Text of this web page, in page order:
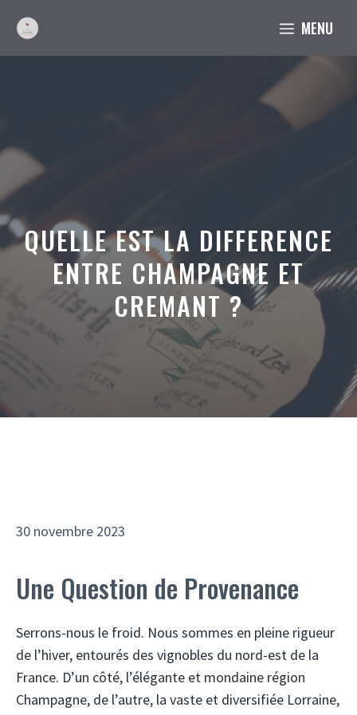
contenu
MENU
QUELLE EST LA DIFFERENCE
ENTRE CHAMPAGNE ET
CREMANT ?
30 novembre 2023
Une Question de Provenance
Serrons-nous le froid. Nous sommes en pleine rigueur
de l’hiver, entourés des vignobles du nord-est de la
France. D’un côté, l’élégante et mondaine région
Champagne, de l’autre, la vaste et diversifiée Lorraine,